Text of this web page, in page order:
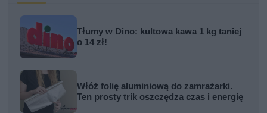
Tłumy w Dino: kultowa kawa 1 kg taniej
o 14 zł!
Włóż folię aluminiową do zamrażarki.
Ten prosty trik oszczędza czas i energię